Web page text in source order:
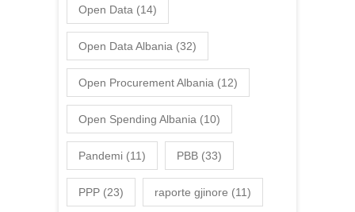
Open Data (14)
Open Data Albania (32)
Open Procurement Albania (12)
Open Spending Albania (10)
Pandemi (11) PBB (33)
PPP (23) raporte gjinore (11)